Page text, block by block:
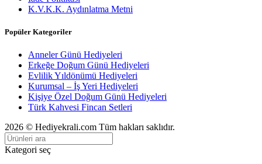
K.V.K.K. Aydınlatma Metni
Popüler Kategoriler
Anneler Günü Hediyeleri
Erkeğe Doğum Günü Hediyeleri
Evlilik Yıldönümü Hediyeleri
Kurumsal – İş Yeri Hediyeleri
Kişiye Özel Doğum Günü Hediyeleri
Türk Kahvesi Fincan Setleri
2026 © Hediyekrali.com Tüm hakları saklıdır.
Kategori seç